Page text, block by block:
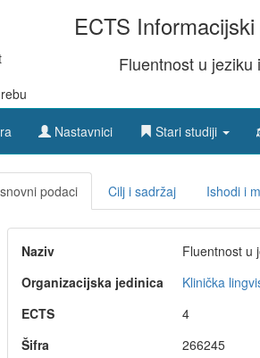
ECTS
Fluentnost u jeziku
Nastavnici Stari studiji
podaci Cilj i sadržaj Ishodi i
Naziv
Fluentnost u
Organizacijska jedinica
Klinička
ECTS
4
Šifra
266245